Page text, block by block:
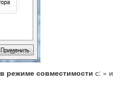
режиме совместимости с: » и